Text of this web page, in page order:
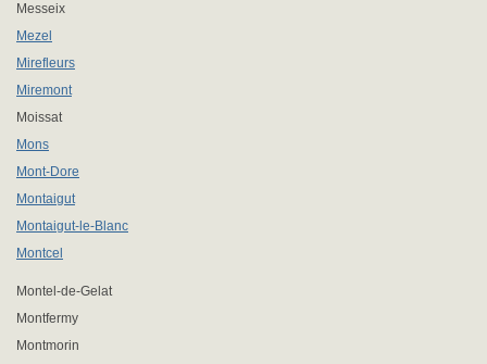
Messeix
Mezel
Mirefleurs
Miremont
Moissat
Mons
Mont-Dore
Montaigut
Montaigut-le-Blanc
Montcel
Montel-de-Gelat
Montfermy
Montmorin